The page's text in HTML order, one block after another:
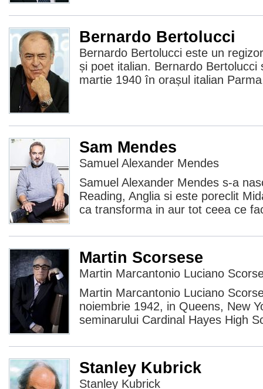
Bernardo Bertolucci
Bernardo Bertolucci este un
și poet italian. Bernardo
martie 1940 în orașul italian
Sam Mendes
Samuel Alexander Mendes
Samuel Alexander Mendes s-a
Reading, Anglia si este poreclit
ca transforma in aur tot ceea ce
Martin Scorsese
Martin Marcantonio Luciano
Martin Marcantonio Luciano
noiembrie 1942, in Queens, New
seminarului Cardinal Hayes High
Stanley Kubrick
Stanley Kubrick